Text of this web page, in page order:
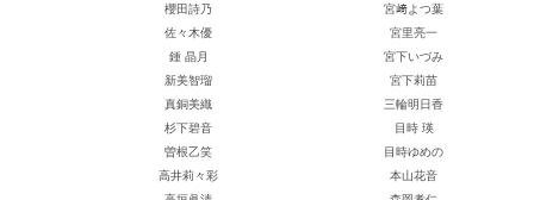
櫻田詩乃
宮﨑よつ葉
佐々木優
宮里亮一
鍾 晶月
宮下いづみ
新美智瑠
宮下莉苗
真銅美織
三輪明日香
杉下碧音
目時 瑛
曽根乙笑
目時ゆめの
高井莉々彩
本山花音